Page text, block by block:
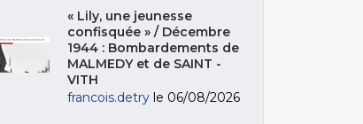
« Lily, une jeunesse
confisquée » / Décembre
1944 : Bombardements de
MALMEDY et de SAINT -
VITH
francois.detry le 06/08/2026